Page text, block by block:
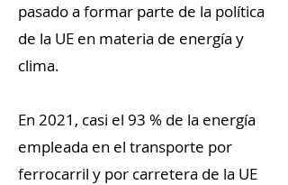
pasado a formar parte de la política
de la UE en materia de energía y
clima.
En 2021, casi el 93 % de la energía
empleada en el transporte por
ferrocarril y por carretera de la UE